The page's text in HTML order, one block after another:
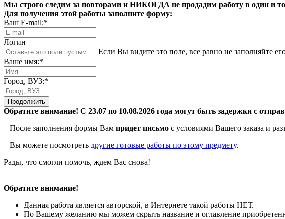
Мы строго следим за повторами и НИКОГДА не продадим работу в один и
Для получения этой работы заполните форму:
Ваш E-mail:*
Логин
Если Вы видите это поле, все равно не заполняйте
Ваше имя:*
Город, ВУЗ:*
Продолжить
Обратите внимание! С 23.07 по 10.08.2026 года могут быть задержки с
– После заполнения формы Вам придет письмо с условиями Вашего заказа и
– Вы можете посмотреть другие готовые работы по этому предмету.
Рады, что смогли помочь, ждем Вас снова!
Обратите внимание!
Данная работа является авторской, в Интернете такой работы НЕТ.
По Вашему желанию мы можем скрыть название и оглавление